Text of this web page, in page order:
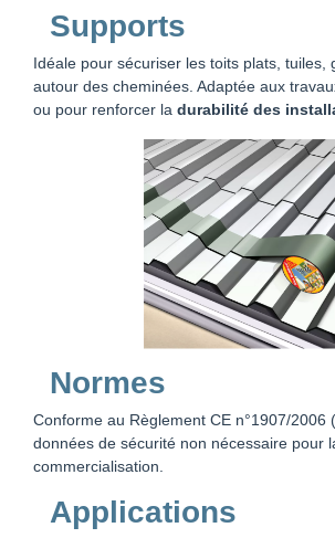
Supports
Idéale pour sécuriser les toits plats, tuiles,
autour des cheminées. Adaptée aux
ou pour renforcer la durabilité des
Normes
Conforme au Règlement CE n°1907/2006
données de sécurité non nécessaire pour
commercialisation.
Applications